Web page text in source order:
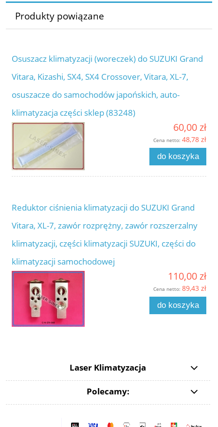
Produkty powiązane
Osuszacz klimatyzacji (woreczek) do SUZUKI Grand
Vitara, Kizashi, SX4, SX4 Crossover, Vitara, XL-7,
osuszacze do samochodów japońskich, auto-
klimatyzacja części sklep (83248)
60,00 zł
Cena netto: 48,78 zł
do koszyka
Reduktor ciśnienia klimatyzacji do SUZUKI Grand
Vitara, XL-7, zawór rozprężny, zawór rozszerzalny
klimatyzacji, części klimatyzacji SUZUKI, części do
klimatyzacji samochodowej
110,00 zł
Cena netto: 89,43 zł
do koszyka
Laser Klimatyzacja
Polecamy: